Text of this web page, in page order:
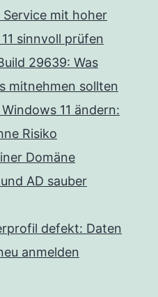
mit hoher
sinnvoll prüfen
29639: Was
mitnehmen sollten
11 ändern:
Risiko
Domäne
AD sauber
defekt: Daten
anmelden